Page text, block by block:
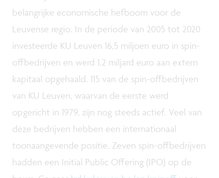
belangrijke economische hefboom voor de
Leuvense regio. In de periode van 2005 tot 2020
investeerde KU Leuven 16,5 miljoen euro in spin-
offbedrijven en werd 1,2 miljard euro aan extern
kapitaal opgehaald. 115 van de spin-offbedrijven
van KU Leuven, waarvan de eerste werd
opgericht in 1979, zijn nog steeds actief. Veel van
deze bedrijven hebben een internationaal
toonaangevende positie. Zeven spin-offbedrijven
hadden een Initial Public Offering (IPO) op de